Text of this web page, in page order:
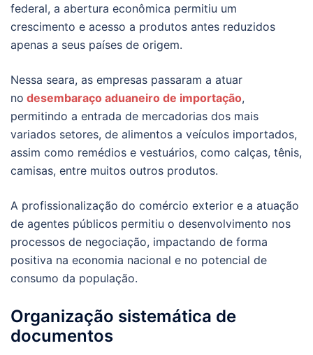
federal, a abertura econômica permitiu um
crescimento e acesso a produtos antes reduzidos
apenas a seus países de origem.
Nessa seara, as empresas passaram a atuar
no desembaraço aduaneiro de importação,
permitindo a entrada de mercadorias dos mais
variados setores, de alimentos a veículos importados,
assim como remédios e vestuários, como calças, tênis,
camisas, entre muitos outros produtos.
A profissionalização do comércio exterior e a atuação
de agentes públicos permitiu o desenvolvimento nos
processos de negociação, impactando de forma
positiva na economia nacional e no potencial de
consumo da população.
Organização sistemática de
documentos